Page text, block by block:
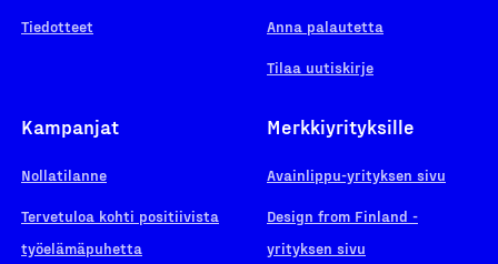
Tiedotteet Anna palautetta
Tilaa uutiskirje
Kampanjat
Nollatilanne
Tervetuloa kohti positiivista
työelämäpuhetta
Merkkiyrityksille
Avainlippu-yrityksen sivu
Design from Finland -
yrityksen sivu